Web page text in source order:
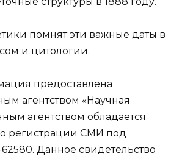
помнят эти важные даты в
и цитологии.
предоставлена
агентством «Научная
агентством обладается
о регистрации СМИ под
Данное свидетельство